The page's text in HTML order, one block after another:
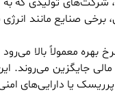
صنایع مانند
بهره معمولاً بالا
مالی جایگزین
یا دارایی‌های